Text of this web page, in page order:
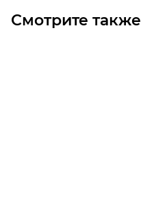
Смотрите также